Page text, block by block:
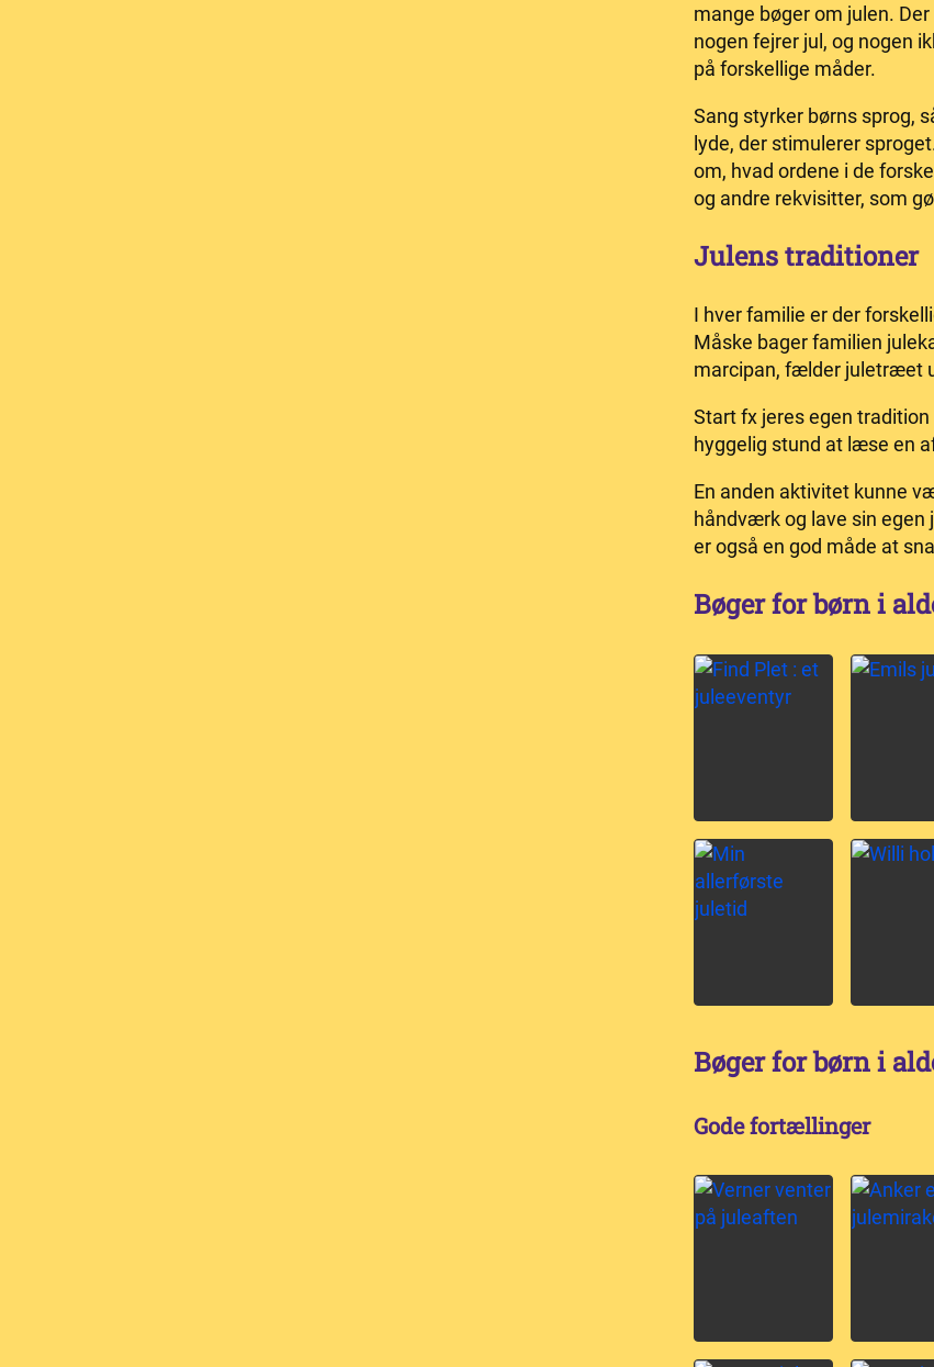
mange bøger om julen.
nogen fejrer jul, og nogen
på forskellige måder.
Sang styrker børns sprog,
lyde, der stimulerer
om, hvad ordene i de
og andre rekvisitter, som
Julens traditioner
I hver familie er der
Måske bager familien
marcipan, fælder juletræet
Start fx jeres egen
hyggelig stund at læse en
En anden aktivitet kunne
håndværk og lave sin
er også en god måde at
Bøger for børn i
Bøger for børn i
Gode fortællinger